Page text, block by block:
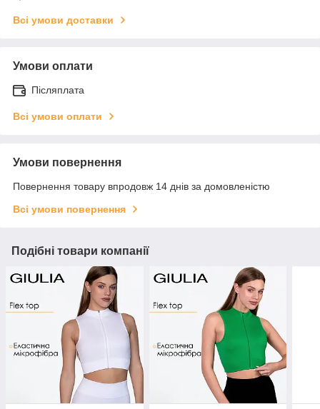
Всі умови доставки
Умови оплати
Післяплата
Всі умови оплати
Умови повернення
Повернення товару впродовж 14 днів за домовленістю
Всі умови повернення
Подібні товари компанії